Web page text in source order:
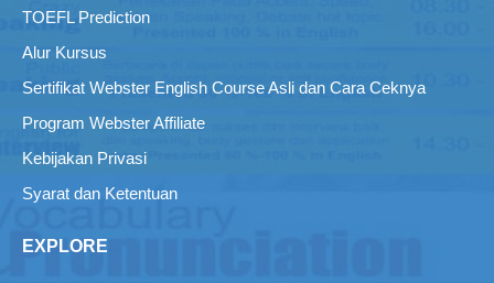
TOEFL Prediction
Alur Kursus
Sertifikat Webster English Course Asli dan Cara Ceknya
Program Webster Affiliate
Kebijakan Privasi
Syarat dan Ketentuan
EXPLORE